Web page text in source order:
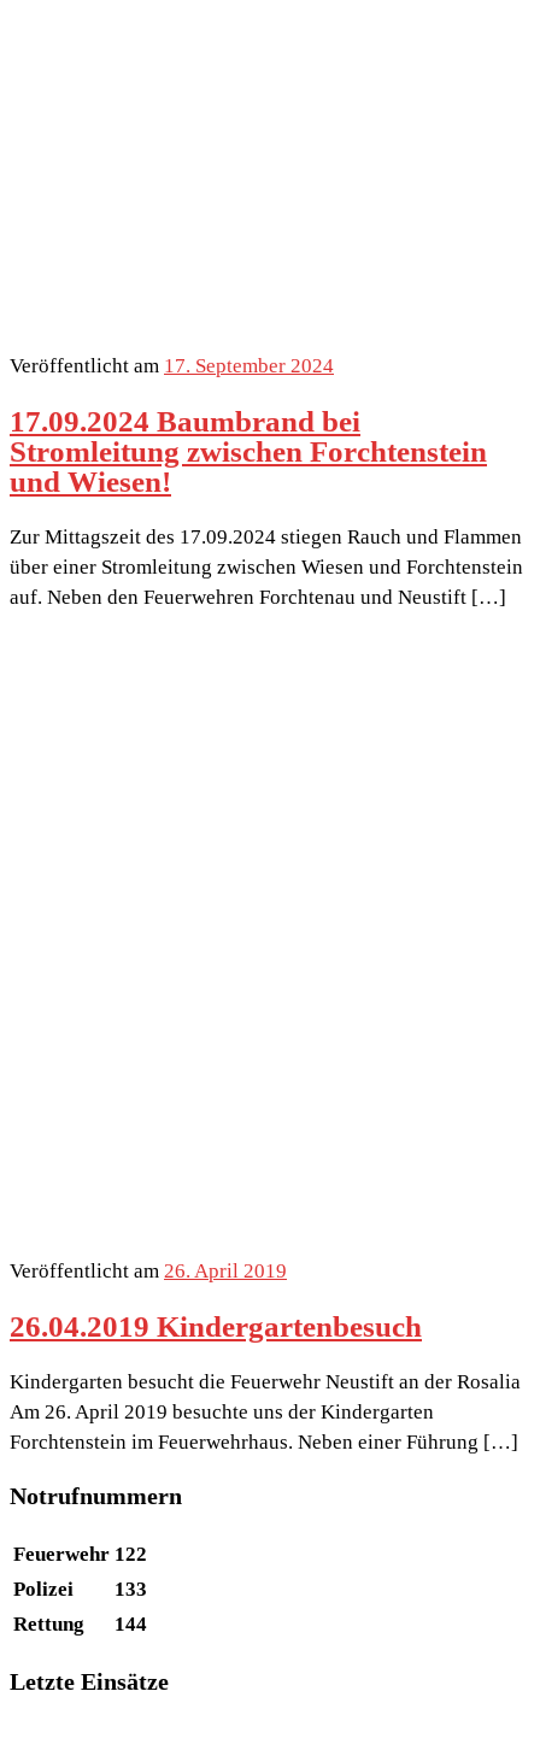
Veröffentlicht am 17. September 2024
17.09.2024 Baumbrand bei
Stromleitung zwischen Forchtenstein
und Wiesen!
Zur Mittagszeit des 17.09.2024 stiegen Rauch und Flammen
über einer Stromleitung zwischen Wiesen und Forchtenstein
auf. Neben den Feuerwehren Forchtenau und Neustift […]
Veröffentlicht am 26. April 2019
26.04.2019 Kindergartenbesuch
Kindergarten besucht die Feuerwehr Neustift an der Rosalia
Am 26. April 2019 besuchte uns der Kindergarten
Forchtenstein im Feuerwehrhaus. Neben einer Führung […]
Notrufnummern
Feuerwehr 122
Polizei
133
Rettung
144
Letzte Einsätze